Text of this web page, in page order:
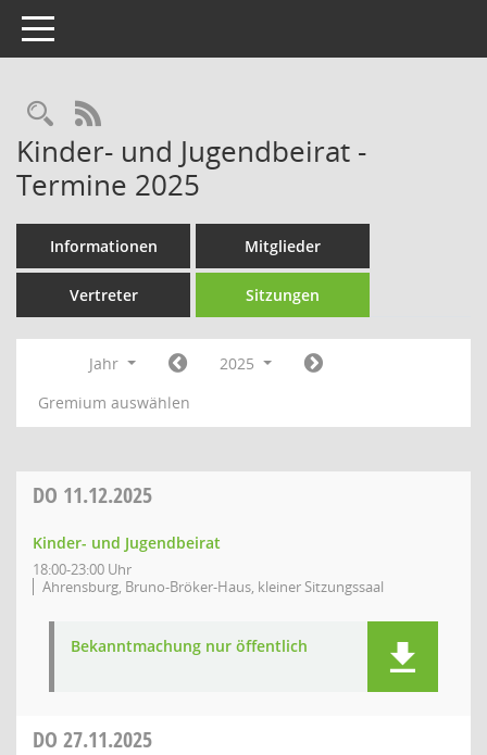
Toggle navigation
Rechercheauswahl
RSS-Feed
Kinder- und Jugendbeirat -
Termine 2025
Informationen Mitglieder
Vertreter Sitzungen
Jahr
2025
Gremium auswählen
DO 11.12.2025
Kinder- und Jugendbeirat
18:00-23:00 Uhr
Ahrensburg, Bruno-Bröker-Haus, kleiner Sitzungssaal
Bekanntmachung nur öffentlich
DO 27.11.2025